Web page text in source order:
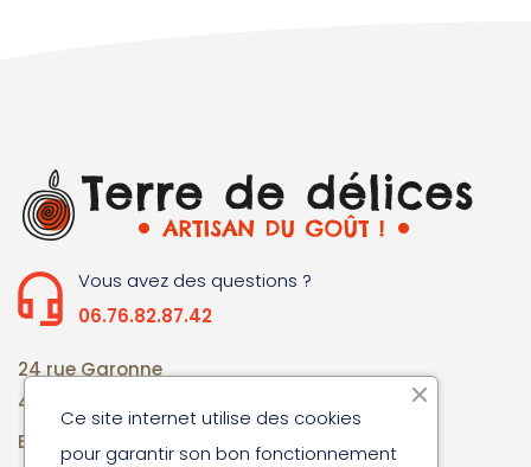
Vous avez des questions ?
06.76.82.87.42
24 rue Garonne
47220 St Nicolas de la Balerme
Email: cakouture@hotmail.fr
Ce site internet utilise des cookies
pour garantir son bon fonctionnement